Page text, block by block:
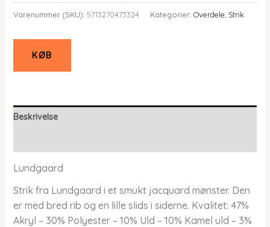
oprindelige
pris
aktuelle
pris
Varenummer (SKU): 5713270473324 Kategorier: Overdele Strik
KØB
Beskrivelse
Lundgaard
Strik fra Lundgaard i et smukt jacquard mønster. Den
er med bred rib og en lille slids i siderne. Kvalitet: 47%
Akryl – 30% Polyester – 10% Uld – 10% Kamel uld – 3%